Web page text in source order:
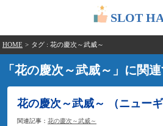
SLOT
HOME > タグ : 花の慶次～武威～
「花の慶次～武威～」に関
花の慶次～武威～ （ニューギ
関連記事： 花の慶次～武威～